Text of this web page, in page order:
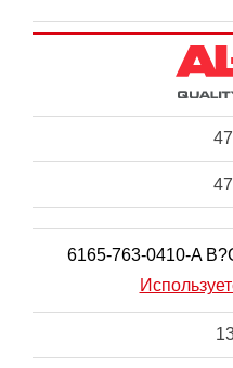
6165-763-0410-A